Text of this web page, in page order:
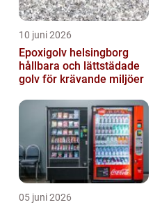
10 juni 2026
Epoxigolv helsingborg
hållbara och lättstädade
golv för krävande miljöer
05 juni 2026